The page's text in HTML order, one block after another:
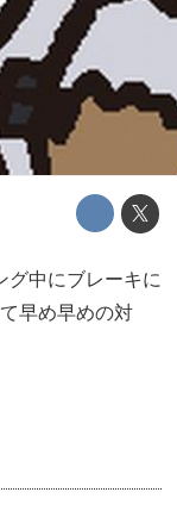
グ中にブレーキに
早め早めの対